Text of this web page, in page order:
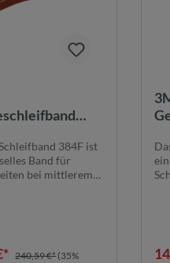
| STA |
|
384F ist
Band für
bei mittlerem
240,59 €*(35%